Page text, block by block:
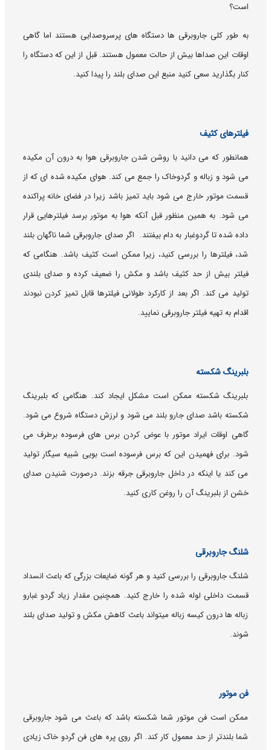
است؟
به طور کلی جاروبرقی ها دستگاه های پرسروصدایی هستند اما گاهی
اوقات این صداها بیش از حالت معمول هستند. قبل از این که دستگاه را
کنار بگذارید سعی کنید منبع این صدای بلند را پیدا کنید.
فیلترهای کثیف
همانطور که می دانید با روشن شدن جاروبرقی هوا به درون آن مکیده
می شود و زباله و گردوخاک را جمع می کند. هوای مکیده شده ای که از
قسمت موتور خارج می شود باید تمیز باشد زیرا در فضای خانه پراکنده
می شود. به همین منظور قبل آنکه هوا به موتور برسد فیلترهایی قرار
داده شده تا گردوغبار به دام بیفتند. اگر صدای جاروبرقی شما ناگهان بلند
شد، فیلترها را بررسی کنید، زیرا ممکن است کثیف باشد. هنگامی که
فیلتر بیش از حد کثیف باشد و مکش را ضعیف کرده و صدای بلندی
تولید می کند. اگر بعد از کارکرد طولانی فیلترها قابل تمیز کردن نبودند
اقدام به تهیه فیلتر جاروبرقی نمایید.
بلبرینگ شکسته
بلبرینگ شکسته ممکن است مشکل ایجاد کند. هنگامی که بلبرینگ
شکسته باشد صدای جارو بلند می شود و لرزش دستگاه شروع می شود.
گاهی اوقات ایراد موتور با عوض کردن برس های فرسوده برطرف می
شود. برای فهمیدن این که برس فرسوده است بویی شبیه سیگار تولید
می کند یا اینکه در داخل جاروبرقی جرقه بزند. درصورت شنیدن صدای
خشن از بلبرینگ آن را روغن کاری کنید.
شلنگ جاروبرقی
شلنگ جاروبرقی را بررسی کنید و هر گونه ضایعات بزرگی که باعث انسداد
قسمت داخلی لوله شده را خارج کنید. همچنین مقدار زیاد گردو غبارو
زباله ها درون کیسه زباله میتواند باعث کاهش مکش و تولید صدای بلند
شوند.
فن موتور
ممکن است فن موتور شما شکسته باشد که باعث می شود جاروبرقی
شما بلندتر از حد معمول کار کند. اگر روی پره های فن گردو خاک زیادی